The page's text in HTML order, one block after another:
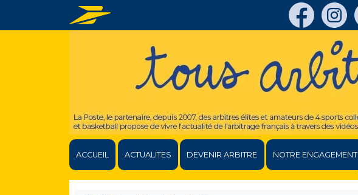
ACCUEIL ACTUALITES DEVENIR ARBITRE NOTRE ENGAGEMENT